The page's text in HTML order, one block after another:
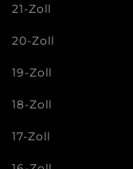
21-Zoll
20-Zoll
19-Zoll
18-Zoll
17-Zoll